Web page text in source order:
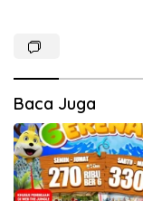
Baca Juga